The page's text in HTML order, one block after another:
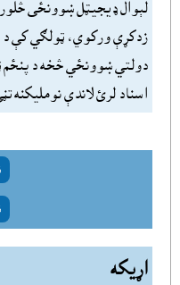
لېوال ډيجيټل ښوونځى
زدکړې ورکوي، ټولګي کې د
دولتي ښوونځي څخه د پنځم
اسناد لرئ لاندې نومليکنه
اړيکه